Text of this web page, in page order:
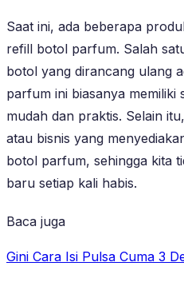
Saat ini, ada beberapa
refill botol parfum. Salah
botol yang dirancang ulang
parfum ini biasanya memiliki
mudah dan praktis. Selain
atau bisnis yang
botol parfum, sehingga kita
baru setiap kali habis.
Baca juga
Gini Cara Isi Pulsa Cuma 3